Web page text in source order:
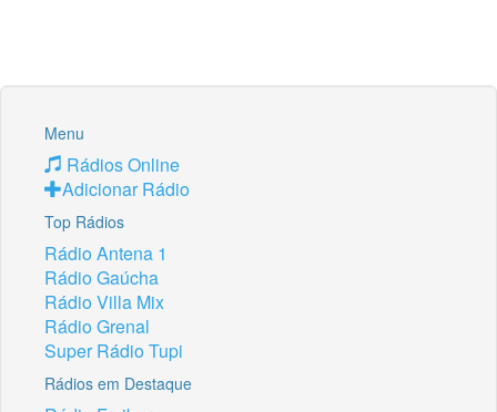
Menu
Rádios Online
Adicionar Rádio
Top Rádios
Rádio Antena 1
Rádio Gaúcha
Rádio Villa Mix
Rádio Grenal
Super Rádio Tupi
Rádios em Destaque